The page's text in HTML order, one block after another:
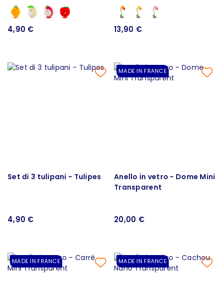
4,90 € 13,90 €
Set di 3 tulipani - Tulipes
4,90 €
MADE IN FRANCE
Anello in vetro - Dome Mini
Transparent
20,00 €
MADE IN FRANCE MADE IN FRANCE